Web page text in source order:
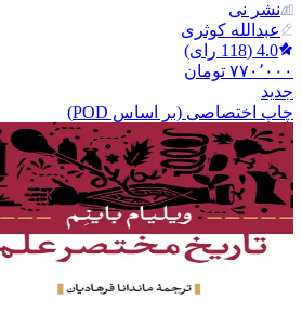
نشر نی
عبدالله کوثری
4.0
(
118 رای)
۷۷۰٬۰۰۰ تومان
جدید
چاپ اختصاصی (بر اساس POD)